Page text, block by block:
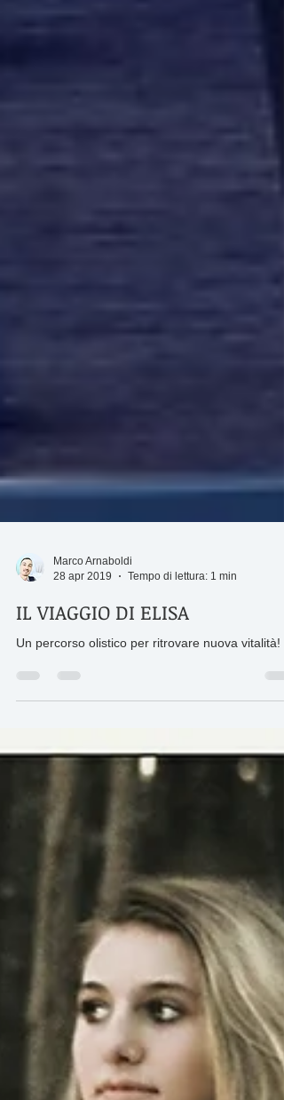
28 apr 2019
Tempo di lettura: 1 min
IL VIAGGIO DI ELISA
Un percorso olistico per ritrovare nuova vitalità!